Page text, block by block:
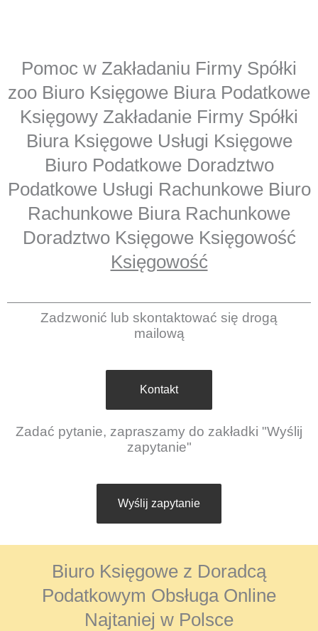
Pomoc w Zakładaniu Firmy Spółki
zoo Biuro Księgowe Biura Podatkowe
Księgowy Zakładanie Firmy Spółki
Biura Księgowe Usługi Księgowe
Biuro Podatkowe Doradztwo
Podatkowe Usługi Rachunkowe Biuro
Rachunkowe Biura Rachunkowe
Doradztwo Księgowe Księgowość
Księgowość
Zadzwonić lub skontaktować się drogą
mailową
Kontakt
Zadać pytanie, zapraszamy do zakładki "Wyślij
zapytanie"
Wyślij zapytanie
Biuro Księgowe z Doradcą
Podatkowym Obsługa Online
Najtaniej w Polsce